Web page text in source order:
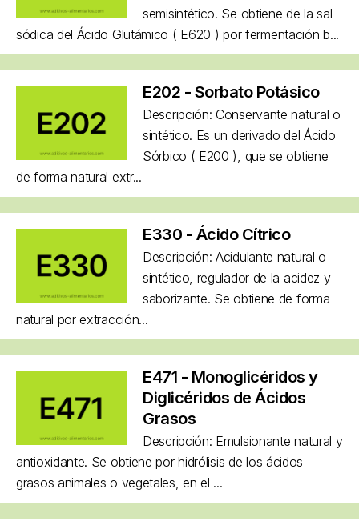
semisintético. Se obtiene de la sal
sódica del Ácido Glutámico ( E620 ) por fermentación b...
E202 - Sorbato Potásico
Descripción: Conservante natural o
sintético. Es un derivado del Ácido
Sórbico ( E200 ), que se obtiene
de forma natural extr...
E330 - Ácido Cítrico
Descripción: Acidulante natural o
sintético, regulador de la acidez y
saborizante. Se obtiene de forma
natural por extracción...
E471 - Monoglicéridos y
Diglicéridos de Ácidos
Grasos
Descripción: Emulsionante natural y
antioxidante. Se obtiene por hidrólisis de los ácidos
grasos animales o vegetales, en el ...